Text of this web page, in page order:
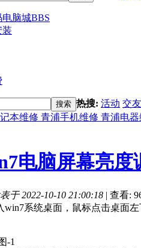
电脑城BBS
装
搜索 热搜: 活动 交友
本维修 青浦手机维修 青浦电器
电脑屏幕亮度
于 2022-10-10 21:00:18 | 查看:
win7系统桌面，鼠标点击桌面
-1